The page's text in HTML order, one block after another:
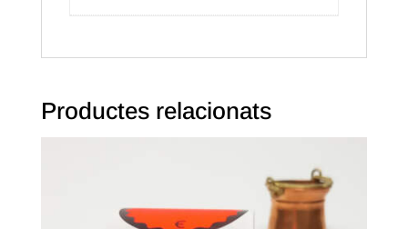
Productes relacionats